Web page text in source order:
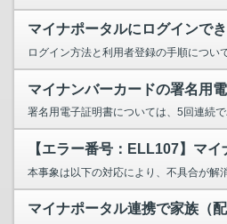
マイナポータルにログインでき
ログイン方法と利用者登録の手順につい
署名用電子証明書については、5回連続
本事象は以下の対応により、不具合が解